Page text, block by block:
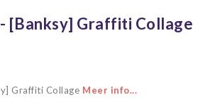
[Banksy] Graffiti Collage
Graffiti Collage Meer info...